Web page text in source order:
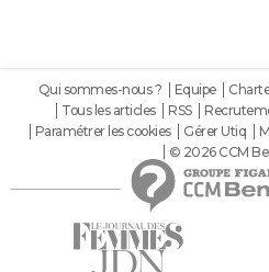
Qui sommes-nous ? Equipe
Tous les articles
RSS
Paramétrer les cookies
Gérer Utiq
© 2026 CCM